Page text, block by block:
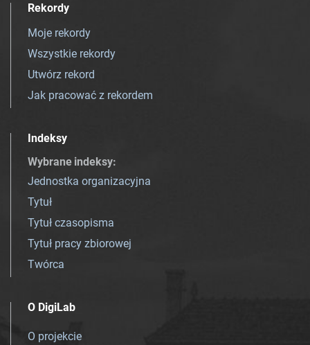
Rekordy
Moje rekordy
Wszystkie rekordy
Utwórz rekord
Jak pracować z rekordem
Indeksy
Wybrane indeksy:
Jednostka organizacyjna
Tytuł
Tytuł czasopisma
Tytuł pracy zbiorowej
Twórca
O DigiLab
O projekcie